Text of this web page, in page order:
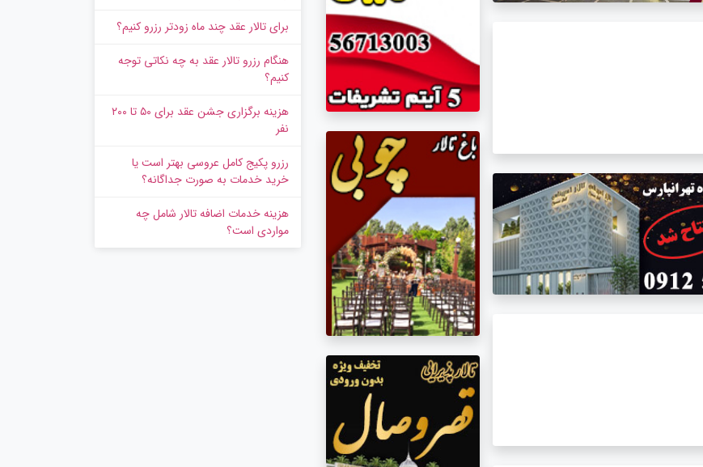
برای تالار عقد چند ماه زودتر رزرو کنیم؟
هنگام رزرو تالار عقد به چه نکاتی توجه
کنیم؟
هزینه برگزاری جشن عقد برای ۵۰ تا ۲۰۰
نفر
رزرو پکیج کامل عروسی بهتر است یا
خرید خدمات به‌ صورت جداگانه؟
هزینه خدمات اضافه تالار شامل چه
مواردی است؟